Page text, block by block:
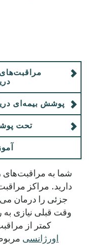
پوشش بیمه‌ای
تحت
شما به
دارید. مراکز
جزئی را درمان
وقت قبلی نیازی به
کمتر از
اورژانسی